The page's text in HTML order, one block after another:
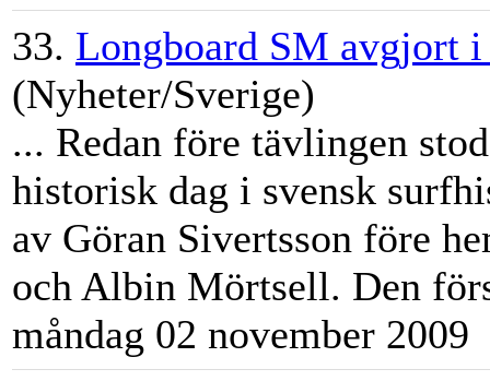
33. Longboard SM avgjort i
(Nyheter/Sverige)
... Redan före tävlingen
historisk dag i svensk
av Göran Sivertsson före
och Albin Mörtsell. Den
måndag 02 november 2009